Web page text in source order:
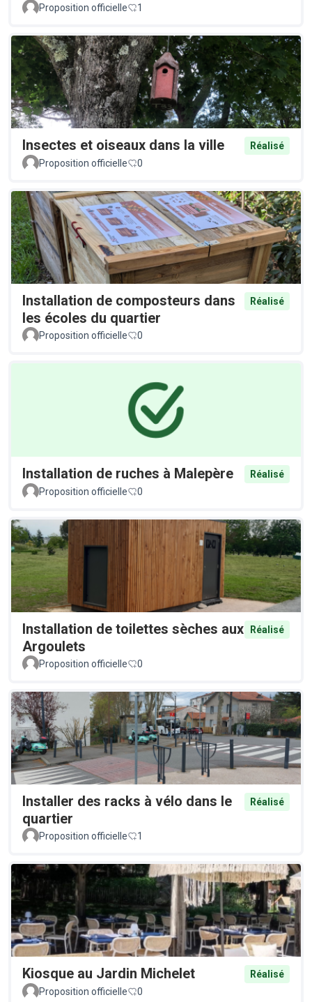
Proposition officielle 1
Insectes et oiseaux dans la ville
Réalisé
Proposition officielle
0
Installation de composteurs dans
les écoles du quartier
Réalisé
Proposition officielle 0
Installation de ruches à Malepère
Réalisé
Proposition officielle
0
Installation de toilettes sèches aux
Argoulets
Réalisé
Proposition officielle 0
Installer des racks à vélo dans le
quartier
Réalisé
Proposition officielle 1
Kiosque au Jardin Michelet
Réalisé
Proposition officielle
0